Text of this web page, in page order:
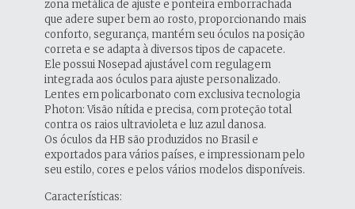
zona metálica de ajuste e ponteira emborrachada
que adere super bem ao rosto, proporcionando mais
conforto, segurança, mantém seu óculos na posição
correta e se adapta à diversos tipos de capacete.
Ele possui Nosepad ajustável com regulagem
integrada aos óculos para ajuste personalizado.
Lentes em policarbonato com exclusiva tecnologia
Photon: Visão nítida e precisa, com proteção total
contra os raios ultravioleta e luz azul danosa.
Os óculos da HB são produzidos no Brasil e
exportados para vários países, e impressionam pelo
seu estilo, cores e pelos vários modelos disponíveis.
Características: